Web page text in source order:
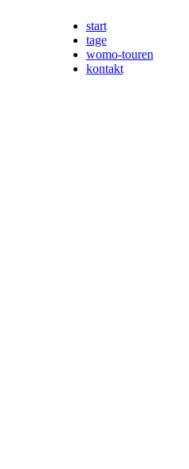
start
tage
womo-touren
kontakt